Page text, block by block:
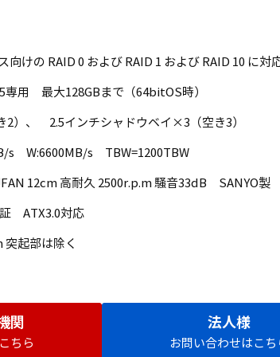
けの RAID 0 および RAID 1 および RAID 10 に対
最大128GBまで（64bitOS時）
2）、 2.5インチシャドウベイ×3（空き3）
s W:6600MB/s TBW=1200TBW
12cm 高耐久 2500r.p.m 騒音33dB SANYO製
ATX3.0対応
起部は除く
関
ちら
法人様
お問い合わせはこち